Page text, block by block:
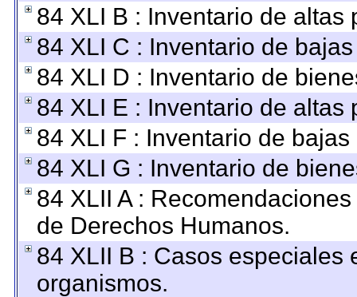
84 XLI B : Inventario de
84 XLI C : Inventario de
84 XLI D : Inventario de
84 XLI E : Inventario de
84 XLI F : Inventario de
84 XLI G : Inventario de
84 XLII A :
de Derechos Humanos.
84 XLII B : Casos especiales
organismos.